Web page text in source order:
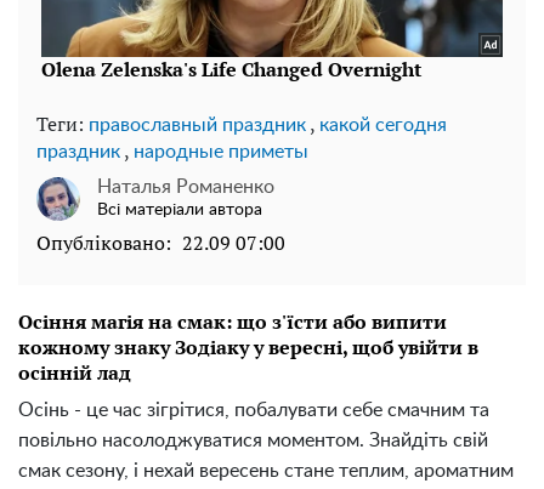
Теги: православный праздник , какой сегодня
праздник , народные приметы
Наталья Романенко
Всі матеріали автора
Опубліковано: 22.09 07:00
Осіння магія на смак: що з'їсти або випити
кожному знаку Зодіаку у вересні, щоб увійти в
осінній лад
Осінь - це час зігрітися, побалувати себе смачним та
повільно насолоджуватися моментом. Знайдіть свій
смак сезону, і нехай вересень стане теплим, ароматним